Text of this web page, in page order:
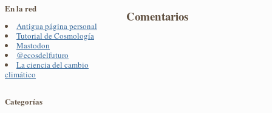
En la red
Antigua página personal
Tutorial de Cosmología
Mastodon
@ecosdelfuturo
La ciencia del cambio
climático
Categorías
Comentarios